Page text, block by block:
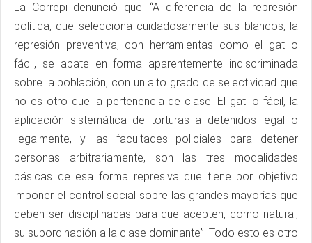
La Correpi denunció que: “A diferencia de la represión
política, que selecciona cuidadosamente sus blancos, la
represión preventiva, con herramientas como el gatillo
fácil, se abate en forma aparentemente indiscriminada
sobre la población, con un alto grado de selectividad que
no es otro que la pertenencia de clase. El gatillo fácil, la
aplicación sistemática de torturas a detenidos legal o
ilegalmente, y las facultades policiales para detener
personas arbitrariamente, son las tres modalidades
básicas de esa forma represiva que tiene por objetivo
imponer el control social sobre las grandes mayorías que
deben ser disciplinadas para que acepten, como natural,
su subordinación a la clase dominante”. Todo esto es otro